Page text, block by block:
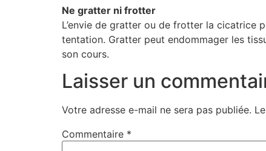
Ne gratter ni frotter
L’envie de gratter ou de frotter la cicatrice
tentation. Gratter peut endommager les
son cours.
Laisser un
Votre adresse e-mail ne sera pas publiée.
Commentaire *